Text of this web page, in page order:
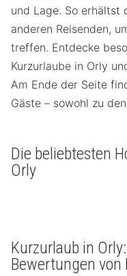
und Lage. So erhältst
anderen Reisenden,
treffen. Entdecke
Kurzurlaube in Orly
Am Ende der Seite
Gäste – sowohl zu
Die beliebtesten
Orly
Kurzurlaub in
Bewertungen von